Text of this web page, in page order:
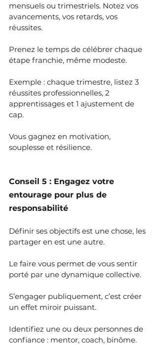
mensuels ou trimestriels. Notez vos
avancements, vos retards, vos
réussites.
Prenez le temps de célébrer chaque
étape franchie, même modeste.
Exemple : chaque trimestre, listez 3
réussites professionnelles, 2
apprentissages et 1 ajustement de
cap.
Vous gagnez en motivation,
souplesse et résilience.
Conseil 5 : Engagez votre
entourage pour plus de
responsabilité
Définir ses objectifs est une chose, les
partager en est une autre.
Le faire vous permet de vous sentir
porté par une dynamique collective.
S’engager publiquement, c’est créer
un effet miroir puissant.
Identifiez une ou deux personnes de
confiance : mentor, coach, binôme.